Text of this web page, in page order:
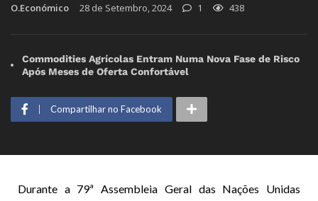
O.Económico 28 de Setembro, 2024 1 438
Commodities Agrícolas Entram Numa Nova Fase de Risco
Após Meses de Oferta Confortável
Compartilhar no Facebook
Durante a 79ª Assembleia Geral das Nações Unidas